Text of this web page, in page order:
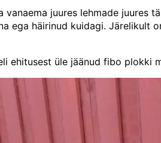
vanaema juures lehmade
ega häirinud kuidagi. Järelikult
ehitusest üle jäänud fibo plokki